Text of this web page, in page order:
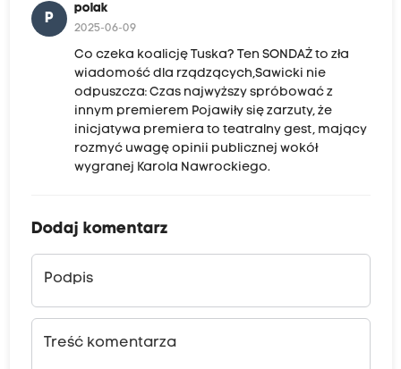
P
polak
2025-06-09
Co czeka koalicję Tuska? Ten SONDAŻ to zła
wiadomość dla rządzących,Sawicki nie
odpuszcza: Czas najwyższy spróbować z
innym premierem Pojawiły się zarzuty, że
inicjatywa premiera to teatralny gest, mający
rozmyć uwagę opinii publicznej wokół
wygranej Karola Nawrockiego.
Dodaj komentarz
Podpis
Treść komentarza